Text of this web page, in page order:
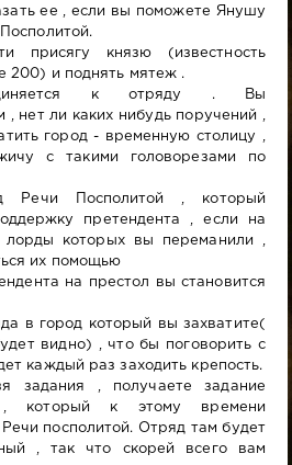
ее , если вы поможете Янушу
присягу князю (известность
200) и поднять мятеж .
к отряду . Вы
, нет ли каких нибудь поручений ,
город - временную столицу ,
с такими головорезами по
Речи Посполитой , который
претендента , если на
лорды которых вы переманили ,
их помощью
на престол вы становится
в город который вы захватите(
видно) , что бы поговорить с
каждый раз заходить крепость.
задания , получаете задание
, который к этому времени
посполитой. Отряд там будет
, так что скорей всего вам